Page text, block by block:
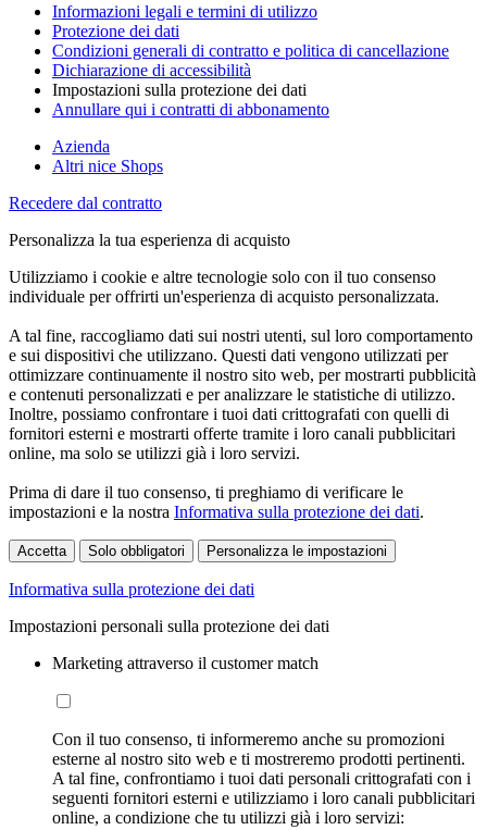
Informazioni legali e termini di utilizzo
Protezione dei dati
Condizioni generali di contratto e politica di cancellazione
Dichiarazione di accessibilità
Impostazioni sulla protezione dei dati
Annullare qui i contratti di abbonamento
Azienda
Altri nice Shops
Recedere dal contratto
Personalizza la tua esperienza di acquisto
Utilizziamo i cookie e altre tecnologie solo con il tuo consenso
individuale per offrirti un'esperienza di acquisto personalizzata.
A tal fine, raccogliamo dati sui nostri utenti, sul loro comportamento
e sui dispositivi che utilizzano. Questi dati vengono utilizzati per
ottimizzare continuamente il nostro sito web, per mostrarti pubblicità
e contenuti personalizzati e per analizzare le statistiche di utilizzo.
Inoltre, possiamo confrontare i tuoi dati crittografati con quelli di
fornitori esterni e mostrarti offerte tramite i loro canali pubblicitari
online, ma solo se utilizzi già i loro servizi.
Prima di dare il tuo consenso, ti preghiamo di verificare le
impostazioni e la nostra Informativa sulla protezione dei dati.
Accetta Solo obbligatori Personalizza le impostazioni
Informativa sulla protezione dei dati
Impostazioni personali sulla protezione dei dati
Marketing attraverso il customer match
Con il tuo consenso, ti informeremo anche su promozioni
esterne al nostro sito web e ti mostreremo prodotti pertinenti.
A tal fine, confrontiamo i tuoi dati personali crittografati con i
seguenti fornitori esterni e utilizziamo i loro canali pubblicitari
online, a condizione che tu utilizzi già i loro servizi: